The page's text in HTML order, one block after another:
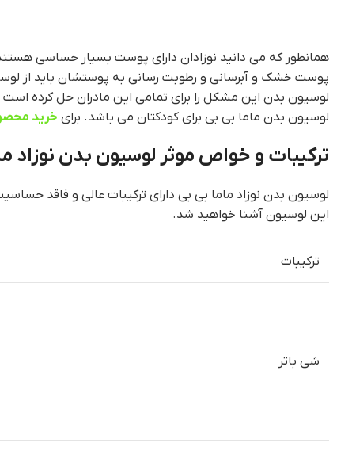
همانطور که می دانید نوزادان دارای پوست بسیار حساسی
پوست خشک و آبرسانی و رطوبت رسانی به پوستشان باید از
لوسیون بدن این مشکل را برای تمامی این مادران حل کرده
لوسیون بدن ماما بی بی برای کودکتان می باشد. برای خرید
ترکیبات و خواص موثر لوسیون بدن نوزاد
لوسیون بدن نوزاد ماما بی بی دارای ترکیبات عالی و فاقد
این لوسیون آشنا خواهید شد.
ترکیبات
شی باتر